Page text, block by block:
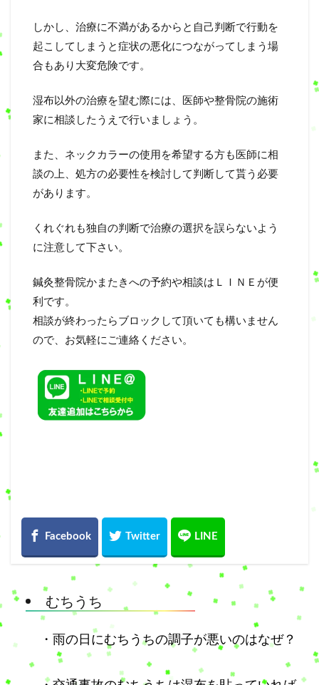
しかし、治療に不満があるからと自己判断で行動を
起こしてしまうと症状の悪化につながってしまう場
合もあり大変危険です。
湿布以外の治療を望む際には、医師や整骨院の施術
家に相談したうえで行いましょう。
また、ネックカラーの使用を希望する方も医師に相
談の上、処方の必要性を検討して判断して貰う必要
があります。
くれぐれも独自の判断で治療の選択を誤らないよう
に注意して下さい。
鍼灸整骨院かまたきへの予約や相談はＬＩＮＥが便
利です。
相談が終わったらブロックして頂いても構いません
ので、お気軽にご連絡ください。
むちうち
・雨の日にむちうちの調子が悪いのはなぜ？